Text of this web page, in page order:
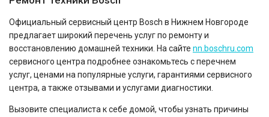
Официальный сервисный центр Bosch в Нижнем Новгороде
предлагает широкий перечень услуг по ремонту и
восстановлению домашней техники. На сайте nn.boschru.com
сервисного центра подробнее ознакомьтесь с перечнем
услуг, ценами на популярные услуги, гарантиями сервисного
центра, а также отзывами и услугами диагностики.
Вызовите специалиста к себе домой, чтобы узнать причины